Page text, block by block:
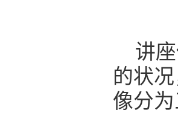
讲
的状
像分